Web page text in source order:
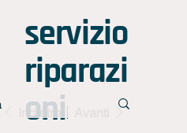
servizio
riparazi
oni
Indietro